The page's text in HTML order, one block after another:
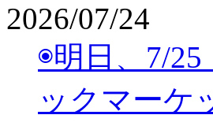
2026/07/24
◉明日、7/
ックマーケ